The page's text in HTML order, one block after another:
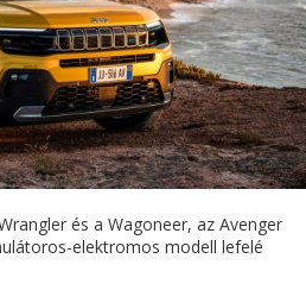
és a Wagoneer, az Avenger
elektromos modell lefelé